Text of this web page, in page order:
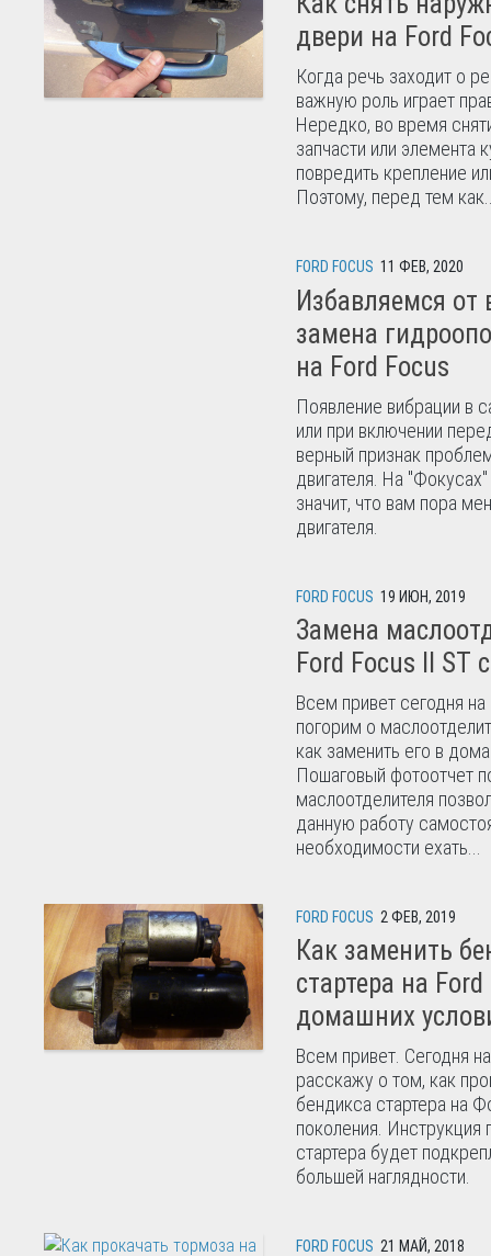
двери на Ford
Когда речь заходит о
важную роль играет
Нередко, во время
запчасти или элемента
повредить крепление
Поэтому, перед тем
FORD FOCUS 11 ФЕВ, 2020
Избавляемся
замена
на Ford Focus
Появление вибрации в
или при включении
верный признак
двигателя. На
значит, что вам пора
двигателя.
FORD FOCUS 19 ИЮН, 2019
Замена
Ford Focus II ST
Всем привет сегодня
погорим о
как заменить его в
Пошаговый фотоотчет
маслоотделителя
данную работу
необходимости ехать...
FORD FOCUS 2 ФЕВ, 2019
Как заменить
стартера на
домашних
Всем привет. Сегодня
расскажу о том, как
бендикса стартера на
поколения.
стартера будет
большей наглядности.
FORD FOCUS 21 МАЙ, 2018